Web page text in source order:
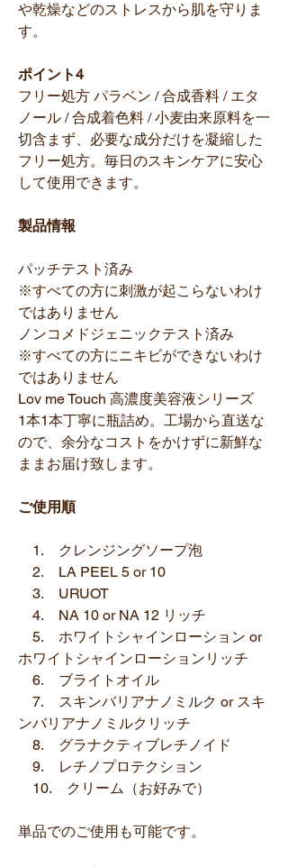
や乾燥などのストレスから肌を守りま
す。
ポイント4
フリー処方 パラベン / 合成香料 / エタ
ノール / 合成着色料 / 小麦由来原料を一
切含まず、必要な成分だけを凝縮した
フリー処方。毎日のスキンケアに安心
して使用できます。
製品情報
パッチテスト済み
※すべての方に刺激が起こらないわけ
ではありません
ノンコメドジェニックテスト済み
※すべての方にニキビができないわけ
ではありません
Lov me Touch 高濃度美容液シリーズ
1本1本丁寧に瓶詰め。工場から直送な
ので、余分なコストをかけずに新鮮な
ままお届け致します。
ご使用順
1. クレンジングソープ泡
2. LA PEEL 5 or 10
3. URUOT
4. NA 10 or NA 12 リッチ
5. ホワイトシャインローション or
ホワイトシャインローションリッチ
6. ブライトオイル
7. スキンバリアナノミルク or スキ
ンバリアナノミルクリッチ
8. グラナクティブレチノイド
9. レチノプロテクション
10. クリーム（お好みで）
単品でのご使用も可能です。